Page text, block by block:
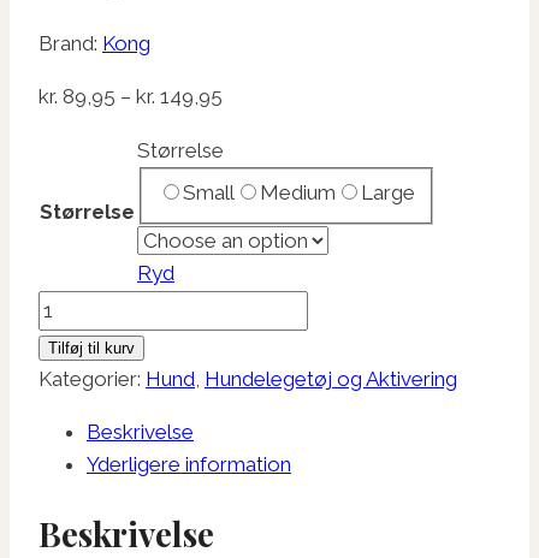
Brand: Kong
kr. 89,95 – kr. 149,95
til
kr. 149,95
Størrelse
Størrelse
Small
Medium Large
Ryd
Kong
Extreme
antal
Tilføj til kurv
Kategorier: Hund, Hundelegetøj og Aktivering
Beskrivelse
Yderligere information
Beskrivelse